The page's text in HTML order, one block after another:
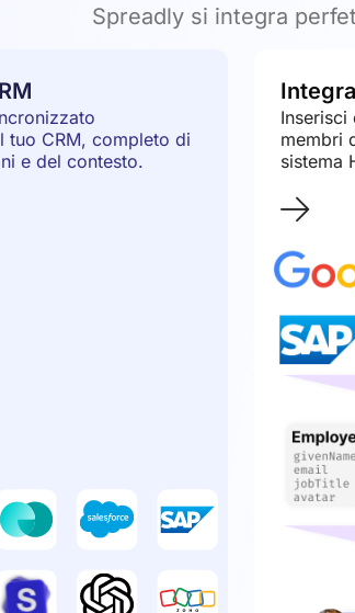
Spreadly si integra
tuo CRM, completo di
e del contesto.
Inserisci
membri
sistema